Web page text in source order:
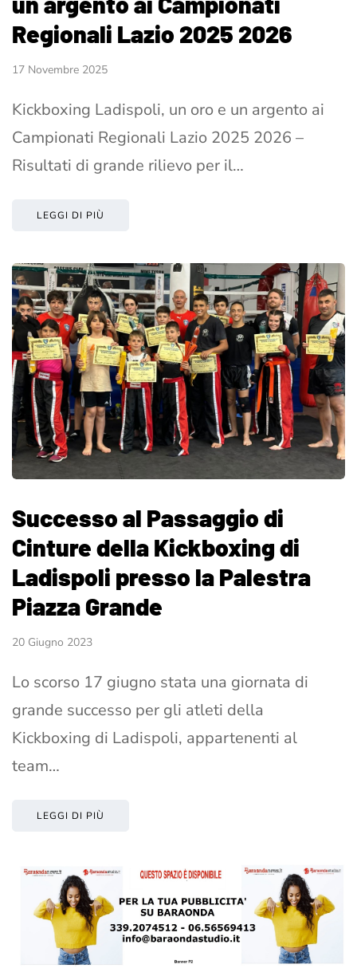
Regionali Lazio 2025 2026
17 Novembre 2025
Kickboxing Ladispoli, un oro e un argento ai
Campionati Regionali Lazio 2025 2026 –
Risultati di grande rilievo per il…
LEGGI DI PIÙ
Successo al Passaggio di
Cinture della Kickboxing di
Ladispoli presso la Palestra
Piazza Grande
20 Giugno 2023
Lo scorso 17 giugno stata una giornata di
grande successo per gli atleti della
Kickboxing di Ladispoli, appartenenti al
team…
LEGGI DI PIÙ